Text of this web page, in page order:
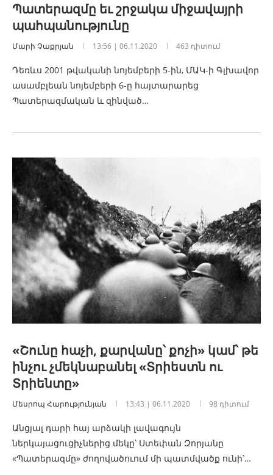
Պատերազմը եւ շրջակա միջավայրի
պահպանությունը
Մարի Չաքրյան 13:56 | 06.11.2020 463 դիտում
Դեռևս 2001 թվականի նոյեմբերի 5-ին, ՄԱԿ-ի Գլխավոր
ասամբլեան նոյեմբերի 6-ը հայտարարեց
Պատերազմական և զինված…
«Շունը հաչի, քարվանը՝ քոչի» կամ՝ թե
ինչու չմեկնաբանել «Տրիեստն ու
Տրիենտը»
Մեսրոպ Հարությունյան 13:43 | 06.11.2020 98 դիտում
Անցյալ դարի հայ արձակի լավագույն
ներկայացուցիչներից մեկը՝ Ստեփան Զորյանը
«Պատերազմը» ժողովածուում մի պատմվածք ունի՝…